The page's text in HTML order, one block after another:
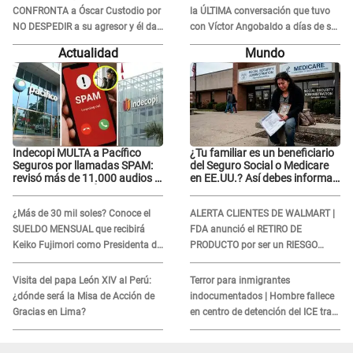
CONFRONTA a Óscar Custodio por
NO DESPEDIR a su agresor y él da
INDIGNANTE respuesta: "Nadie me
dice qué hacer"
la ÚLTIMA conversación que tuvo
con Víctor Angobaldo a días de su
inesperada partida: "Hace dos
Actualidad
Indecopi MULTA a Pacífico
Seguros por llamadas SPAM:
revisó más de 11.000 audios y
¿Más de 30 mil soles? Conoce el
SUELDO MENSUAL que recibirá
Keiko Fujimori como Presidenta de
la República
Visita del papa León XIV al Perú:
¿dónde será la Misa de Acción de
Gracias en Lima?
Mundo
¿Tu familiar es un beneficiario
del Seguro Social o Medicare
en EE.UU.? Así debes informar
ALERTA CLIENTES DE WALMART |
FDA anunció el RETIRO DE
PRODUCTO por ser un RIESGO
MORTAL para consumidores: ¿Cuál
es?
Terror para inmigrantes
indocumentados | Hombre fallece
en centro de detención del ICE tras
sufrir una "emergencia médica"